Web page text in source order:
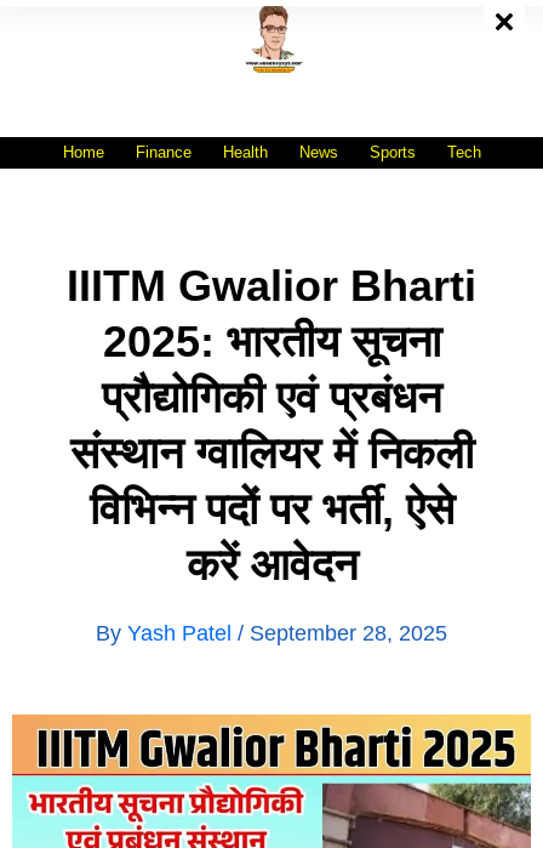
Home Finance Health News Sports Tech
IIITM Gwalior Bharti
2025: भारतीय सूचना
प्रौद्योगिकी एवं प्रबंधन
संस्थान ग्वालियर में निकली
विभिन्न पदों पर भर्ती, ऐसे
करें आवेदन
By Yash Patel / September 28, 2025